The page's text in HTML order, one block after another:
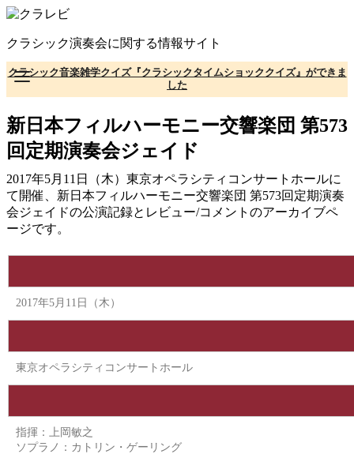
コ
テ
ン
ツ
へ
移
動
クラシック演奏会に関する情報サイト
クラシック音楽雑学クイズ『クラシックタイムショッククイズ』ができま
した
新日本フィルハーモニー交響楽団 第573
回定期演奏会ジェイド
2017年5月11日（木）東京オペラシティコンサートホールに
て開催、新日本フィルハーモニー交響楽団 第573回定期演奏
会ジェイドの公演記録とレビュー/コメントのアーカイブペ
ージです。
2017年5月11日（木）
東京オペラシティコンサートホール
指揮：上岡敏之
ソプラノ：カトリン・ゲーリング